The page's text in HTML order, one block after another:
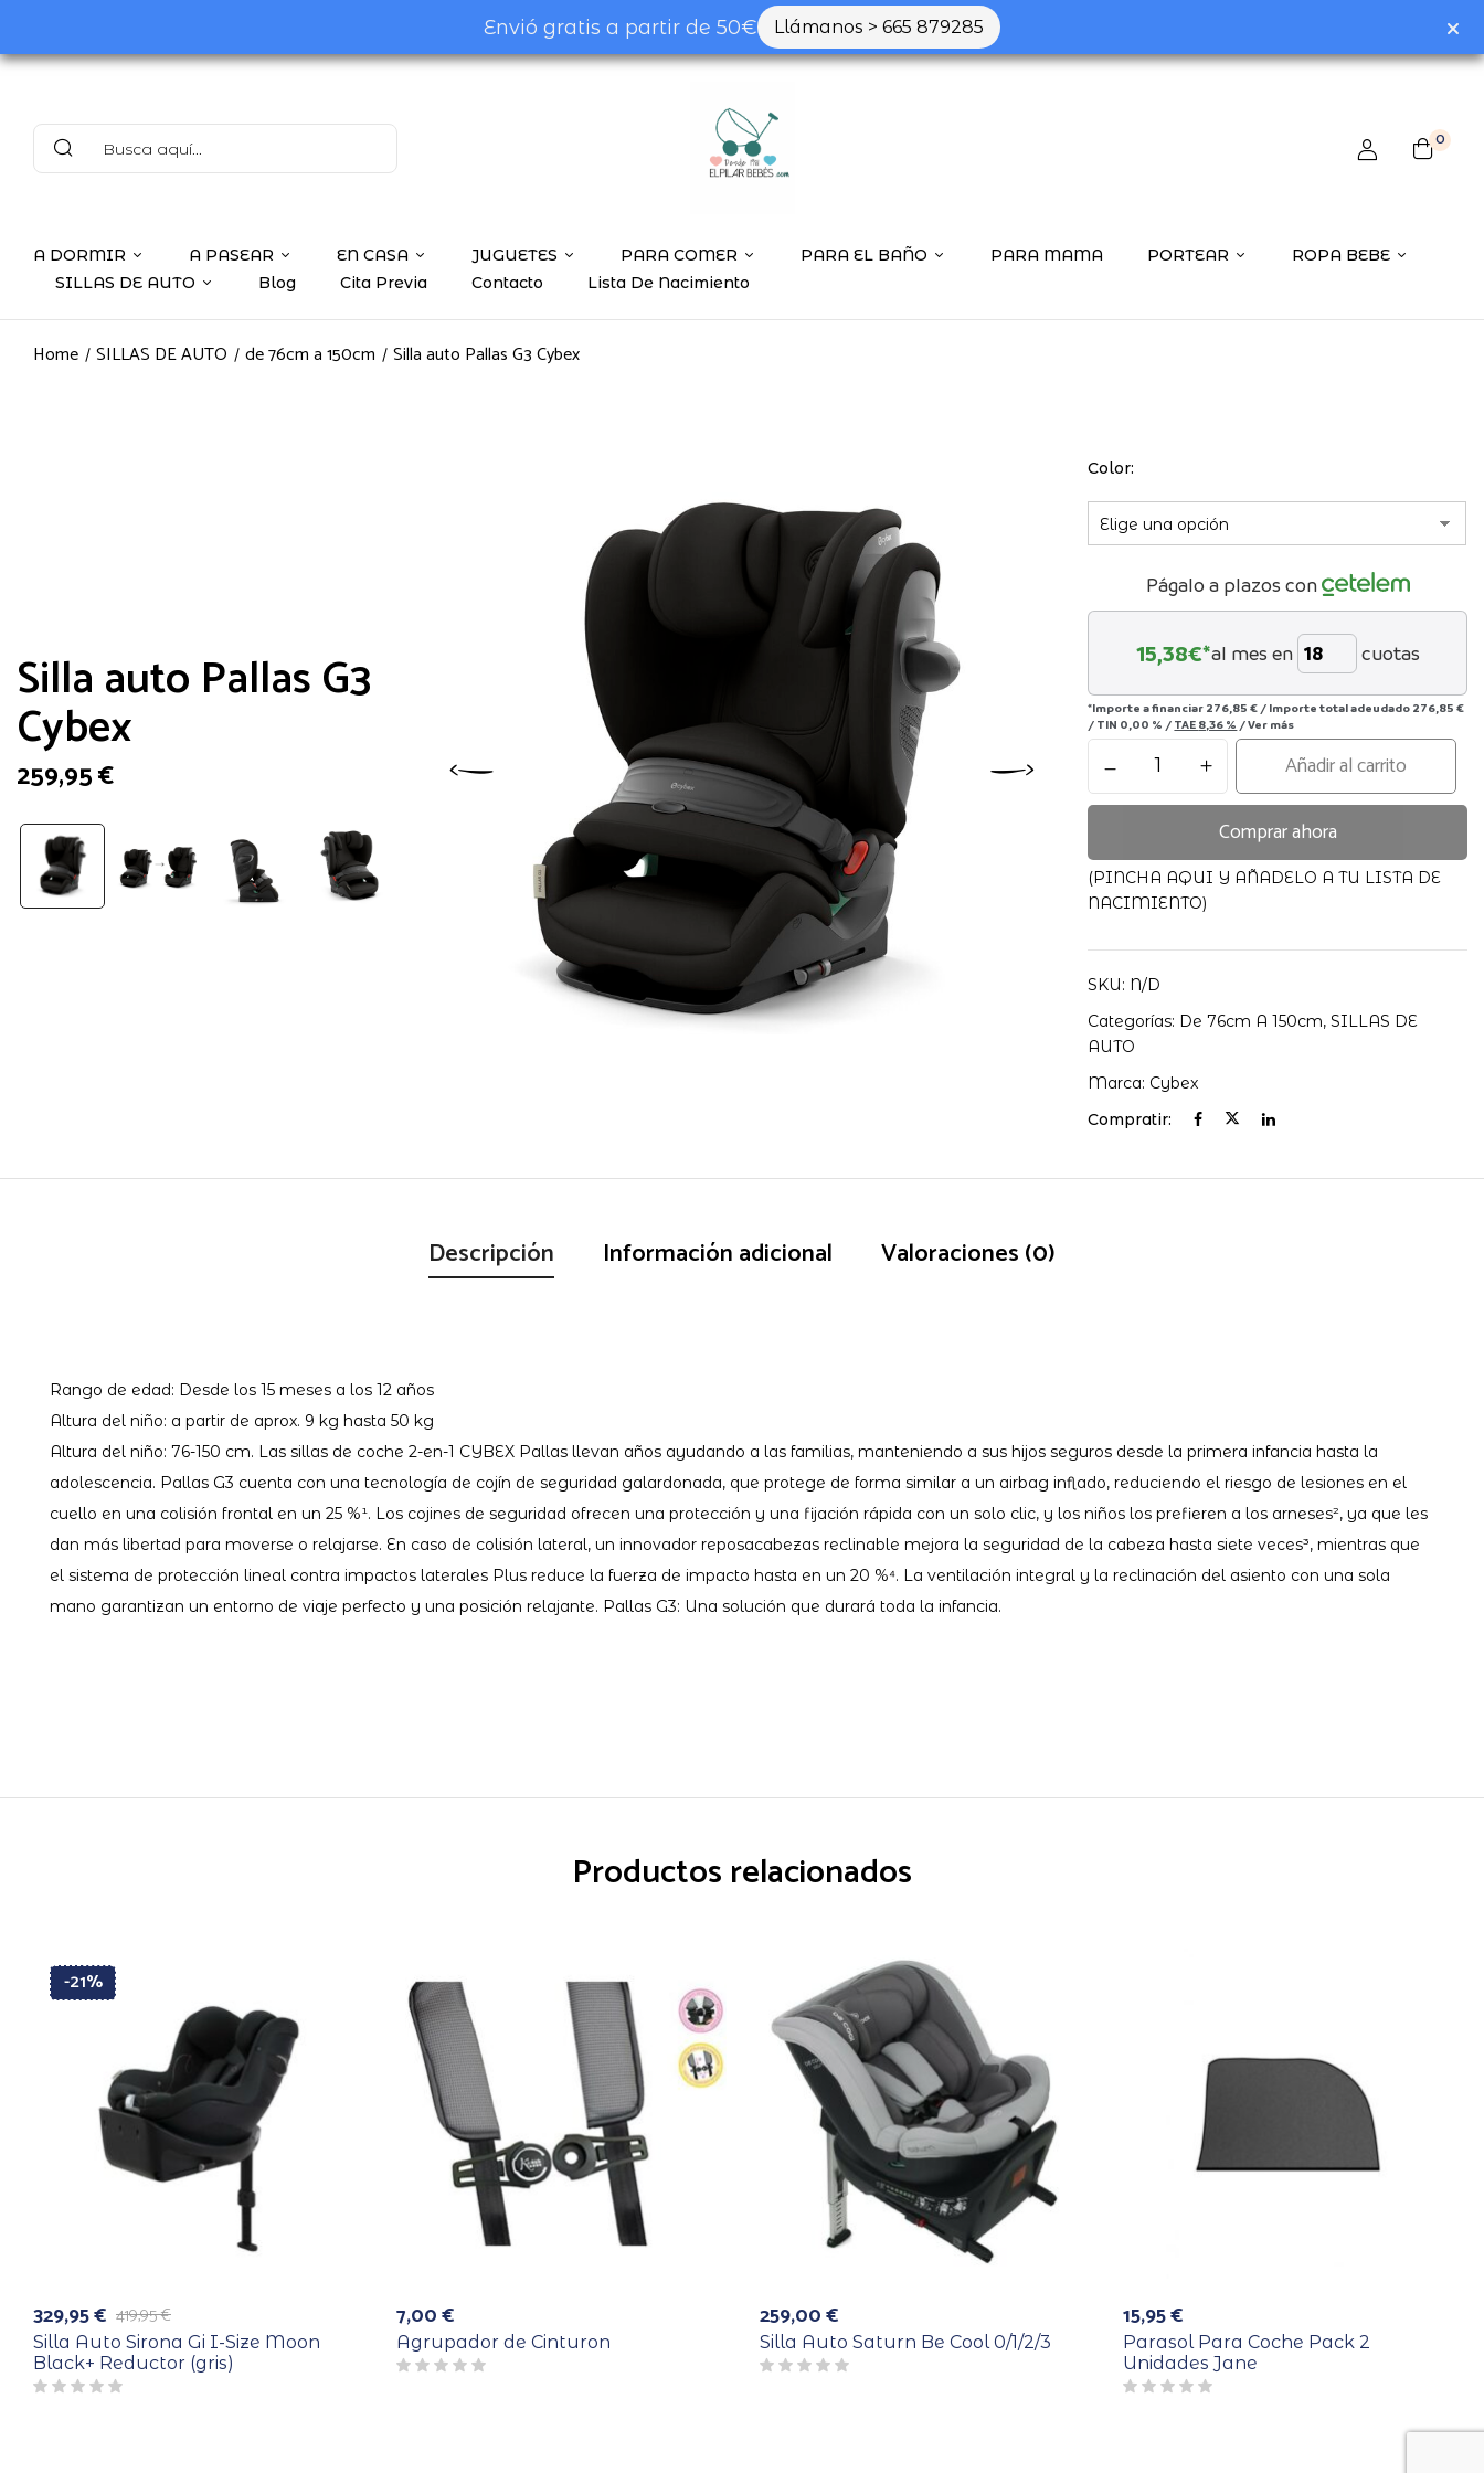
Envió gratis a partir de 50€ Llámanos > 665 879285
0
A DORMIR A PASEAR EN CASA JUGUETES PARA COMER PARA EL BAÑO PARA MAMA PORTEAR
ROPA BEBE
SILLAS DE AUTO
Blog Cita Previa Contacto Lista De Nacimiento
Home SILLAS DE AUTO de 76cm a 150cm Silla auto Pallas G3 Cybex
Silla auto Pallas G3
Cybex
259,95€
Color
Págalo a plazos con
15,38€*al mes en cuotas
*Importe a financiar 276,85 € / Importe total adeudado 276,85 €
/ TIN 0,00 % / TAE 8,36 % /Ver más
auto
Pallas
Cybex
cantidad
Añadir al carrito
Comprar ahora
(PINCHA AQUI Y AÑADELO A TU LISTA DE
NACIMIENTO)
SKU: N/D
Categorías: De 76cm A 150cm,SILLAS DE
AUTO
Marca: Cybex
Compratir:
Descripción Información adicional Valoraciones (0)
Rango de edad: Desde los 15 meses a los 12 años
Altura del niño: a partir de aprox. 9 kg hasta 50 kg
Altura del niño: 76-150 cm. Las sillas de coche 2-en-1 CYBEX Pallas llevan años ayudando a las familias, manteniendo a sus hijos seguros desde la primera infancia hasta la
adolescencia. Pallas G3 cuenta con una tecnología de cojín de seguridad galardonada, que protege de forma similar a un airbag inflado, reduciendo el riesgo de lesiones en el
cuello en una colisión frontal en un 25 %¹. Los cojines de seguridad ofrecen una protección y una fijación rápida con un solo clic, y los niños los prefieren a los arneses², ya que les
dan más libertad para moverse o relajarse. En caso de colisión lateral, un innovador reposacabezas reclinable mejora la seguridad de la cabeza hasta siete veces³, mientras que
el sistema de protección lineal contra impactos laterales Plus reduce la fuerza de impacto hasta en un 20 %⁴. La ventilación integral y la reclinación del asiento con una sola
mano garantizan un entorno de viaje perfecto y una posición relajante. Pallas G3: Una solución que durará toda la infancia.
Productos relacionados
-21%
419,95€
El
precio
original
era:
419,95 €.
329,95€
El
precio
actual
es:
329,95 €.
Silla Auto Sirona Gi I-Size Moon
Black+ Reductor (gris)
7,00€
Agrupador de Cinturon
259,00€
Silla Auto Saturn Be Cool 0/1/2/3
15,95€
Parasol Para Coche Pack 2
Unidades Jane